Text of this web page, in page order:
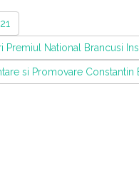
Premiul National Brancusi
si Promovare Constantin